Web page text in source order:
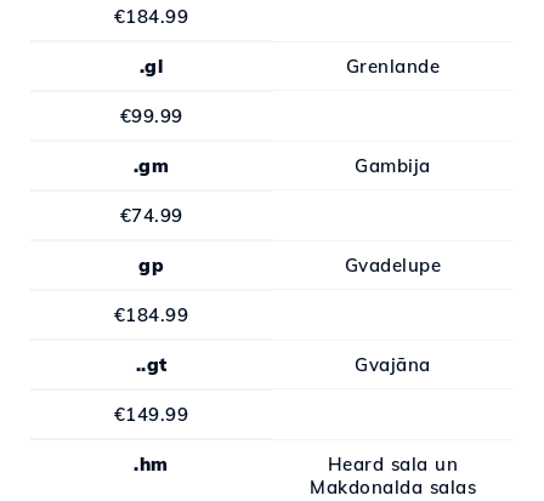
€184.99
.gl Grenlande
€99.99
.gm Gambija
€74.99
gp Gvadelupe
€184.99
..gt Gvajāna
€149.99
.hm
Heard sala un
Makdonalda salas